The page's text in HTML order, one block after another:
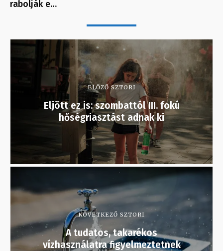
rabolják e…
ELŐZŐ SZTORI
Eljött ez is: szombattól III. fokú
hőségriasztást adnak ki
KÖVETKEZŐ SZTORI
A tudatos, takarékos
vízhasználatra figyelmeztetnek